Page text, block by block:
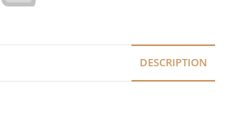
a
DESCRIPTION